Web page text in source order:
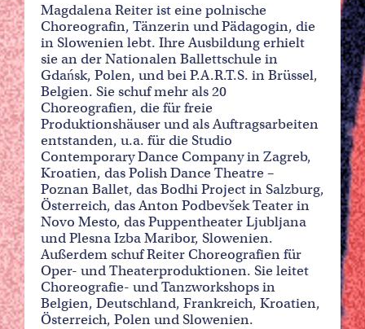
Magdalena Reiter ist eine polnische
Choreografin, Tänzerin und Pädagogin, die
in Slowenien lebt. Ihre Ausbildung erhielt
sie an der Nationalen Ballettschule in
Gdańsk, Polen, und bei P.A.R.T.S. in Brüssel,
Belgien. Sie schuf mehr als 20
Choreografien, die für freie
Produktionshäuser und als Auftragsarbeiten
entstanden, u.a. für die Studio
Contemporary Dance Company in Zagreb,
Kroatien, das Polish Dance Theatre –
Poznan Ballet, das Bodhi Project in Salzburg,
Österreich, das Anton Podbevšek Teater in
Novo Mesto, das Puppentheater Ljubljana
und Plesna Izba Maribor, Slowenien.
Außerdem schuf Reiter Choreografien für
Oper- und Theaterproduktionen. Sie leitet
Choreografie- und Tanzworkshops in
Belgien, Deutschland, Frankreich, Kroatien,
Österreich, Polen und Slowenien.